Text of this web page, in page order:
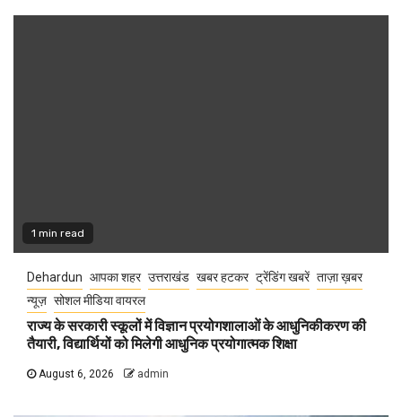
1 min read
Dehardun आपका शहर उत्तराखंड खबर हटकर ट्रेंडिंग खबरें ताज़ा ख़बर
न्यूज़ सोशल मीडिया वायरल
राज्य के सरकारी स्कूलों में विज्ञान प्रयोगशालाओं के आधुनिकीकरण की
तैयारी, विद्यार्थियों को मिलेगी आधुनिक प्रयोगात्मक शिक्षा
August 6, 2026 admin